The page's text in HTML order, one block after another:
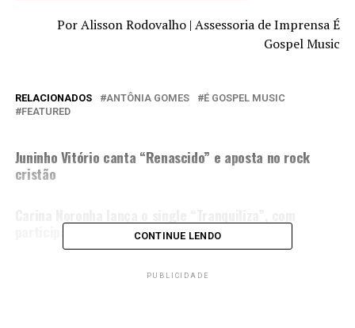
Por Alisson Rodovalho | Assessoria de Imprensa É
Gospel Music
RELACIONADOS ANTÔNIA GOMES
É GOSPEL MUSIC
FEATURED
Juninho Vitório canta “Renascido” e aposta no rock
cristão
participação especial de Antônia Gomes
CONTINUE LENDO
PUBLICIDADE